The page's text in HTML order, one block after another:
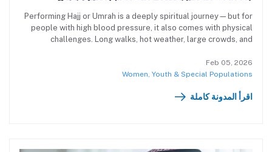
Performing Hajj or Umrah is a deeply spiritual journey—but for
people with high blood pressure, it also comes with physical
challenges. Long walks, hot weather, large crowds, and
heart. يُعد أداء الحج أو العمرة رحلة روحانية عميقة — ولكن بالنسبة
لمرضى ارتفاع ضغط الدم، فهي أيضًا تجربة تتطلب مجهودًا بدنيًا كبيرًا.
العاطفية جميعها يمكن أن ترفع ضغط الدم وتُجهد القلب.
Feb 05, 2026
Women, Youth & Special Populations
اقرأ المدونة كاملة